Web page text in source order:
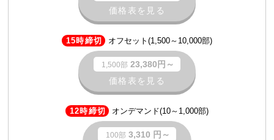
価格表を見る
15時締切 オフセット(1,500～10,000部)
1,500部 23,380円～
価格表を見る
12時締切 オンデマンド(10～1,000部)
100部 3,310 円～